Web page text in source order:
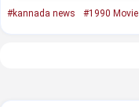
#kannada news #1990 Movie